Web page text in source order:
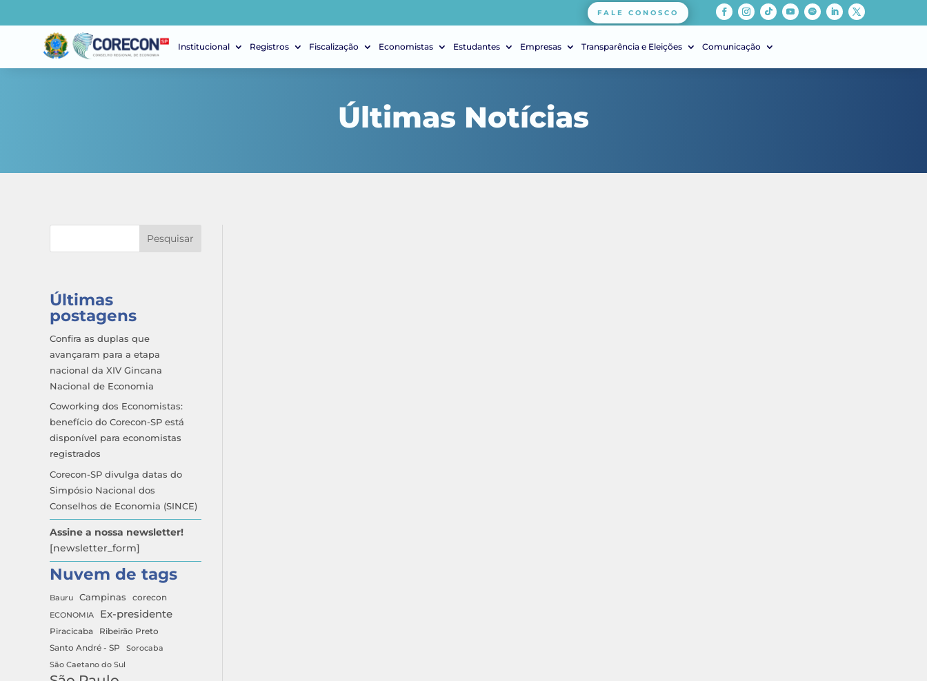
FALE CONOSCO
Institucional Registros Fiscalização Economistas Estudantes Empresas Transparência e Eleições Comunicação
Últimas Notícias
Pesquisar
Últimas
postagens
Confira as duplas que
avançaram para a etapa
nacional da XIV Gincana
Nacional de Economia
Coworking dos Economistas:
benefício do Corecon-SP está
disponível para economistas
registrados
Corecon-SP divulga datas do
Simpósio Nacional dos
Conselhos de Economia (SINCE)
Assine a nossa newsletter!
[newsletter_form]
Nuvem de tags
Bauru Campinas
corecon
ECONOMIA
Ex-presidente
Piracicaba
Ribeirão Preto
Santo André - SP
Sorocaba
São Caetano do Sul